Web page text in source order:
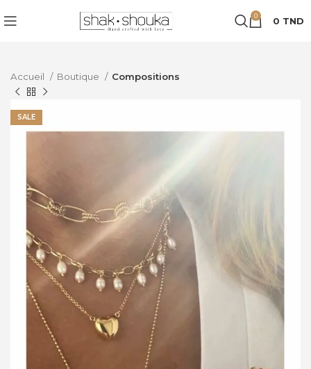
0 0 TND
Accueil Boutique Compositions
SALE